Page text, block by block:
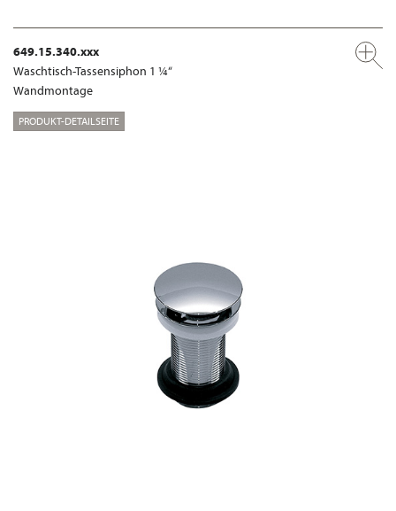
649.15.340.xxx
Waschtisch-Tassensiphon 1 ¼“
Wandmontage
PRODUKT-DETAILSEITE